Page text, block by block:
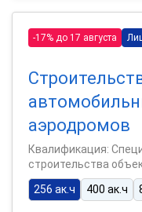
-17% до 17 августа
аэродромов
Квалификация:
строительства
256 ак.ч
400 ак.ч